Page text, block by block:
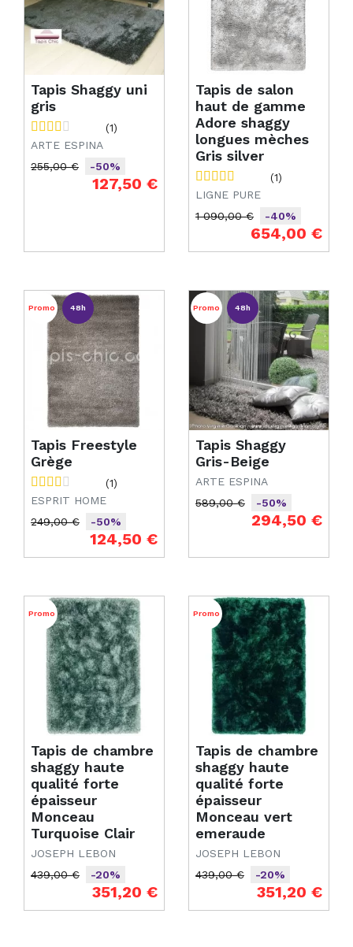
Tapis Shaggy uni
gris
(1)
ARTE ESPINA
Prix de base
255,00 €
-50%
127,50 €
Tapis de salon
haut de gamme
Adore shaggy
longues mèches
Gris silver
(1)
LIGNE PURE
Prix de base
1 090,00 €
-40%
654,00 €
Tapis Freestyle
Grège
(1)
ESPRIT HOME
Prix de base
249,00 €
-50%
124,50 €
Promo 48h
Tapis Shaggy
Gris-Beige
ARTE ESPINA
Prix de base
589,00 €
-50%
294,50 €
Promo 48h
Tapis de chambre
shaggy haute
qualité forte
épaisseur
Monceau
Turquoise Clair
JOSEPH LEBON
Prix de base
439,00 €
-20%
351,20 €
Promo
Tapis de chambre
shaggy haute
qualité forte
épaisseur
Monceau vert
emeraude
JOSEPH LEBON
Prix de base
439,00 €
-20%
351,20 €
Promo